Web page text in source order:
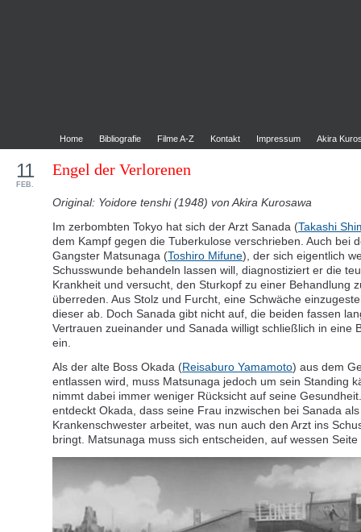
Home Bibliografie Filme A-Z Kontakt Impressum Akira
Engel der Verlorenen
11
FEB.
Original: Yoidore tenshi (1948) von Akira Kurosawa
Im zerbombten Tokyo hat sich der Arzt Sanada (Takashi
dem Kampf gegen die Tuberkulose verschrieben. Auch bei
Gangster Matsunaga (Toshiro Mifune), der sich eigentlich
Schusswunde behandeln lassen will, diagnostiziert er die
Krankheit und versucht, den Sturkopf zu einer Behandlung
überreden. Aus Stolz und Furcht, eine Schwäche
dieser ab. Doch Sanada gibt nicht auf, die beiden fassen
Vertrauen zueinander und Sanada willigt schließlich in eine
ein.
Als der alte Boss Okada (Reisaburo Yamamoto) aus dem
entlassen wird, muss Matsunaga jedoch um sein Standing
nimmt dabei immer weniger Rücksicht auf seine
entdeckt Okada, dass seine Frau inzwischen bei Sanada als
Krankenschwester arbeitet, was nun auch den Arzt ins
bringt. Matsunaga muss sich entscheiden, auf wessen